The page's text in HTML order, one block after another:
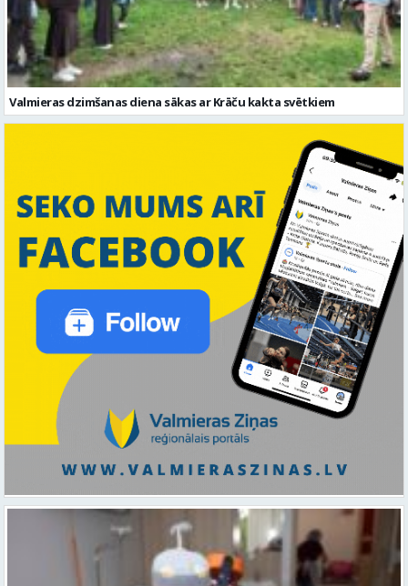
Valmieras dzimšanas diena sākas ar Krāču kakta svētkiem